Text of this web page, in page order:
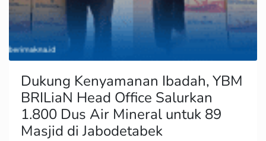
Dukung Kenyamanan Ibadah, YBM
BRILiaN Head Office Salurkan
1.800 Dus Air Mineral untuk 89
Masjid di Jabodetabek